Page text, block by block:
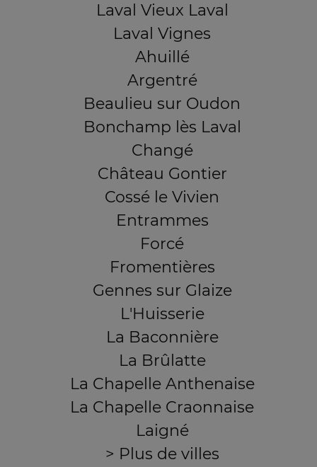
Laval Vieux Laval
Laval Vignes
Ahuillé
Argentré
Beaulieu sur Oudon
Bonchamp lès Laval
Changé
Château Gontier
Cossé le Vivien
Entrammes
Forcé
Fromentières
Gennes sur Glaize
L'Huisserie
La Baconnière
La Brûlatte
La Chapelle Anthenaise
La Chapelle Craonnaise
Laigné
> Plus de villes